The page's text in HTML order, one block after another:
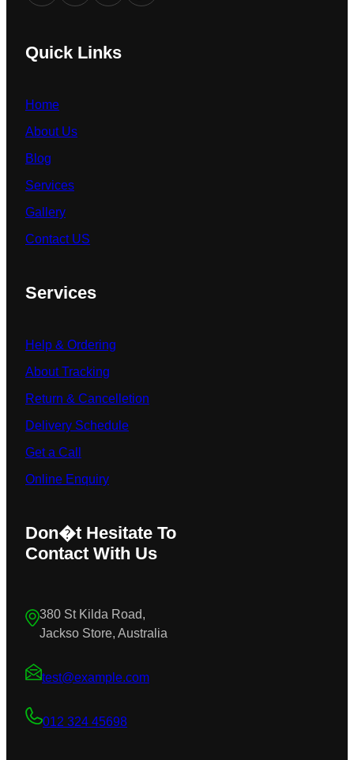
Quick Links
Home
About Us
Blog
Services
Gallery
Contact US
Services
Help & Ordering
About Tracking
Return & Cancelletion
Delivery Schedule
Get a Call
Online Enquiry
Don�t Hesitate To
Contact With Us
380 St Kilda Road,
Jackso Store, Australia
test@example.com
012 324 45698